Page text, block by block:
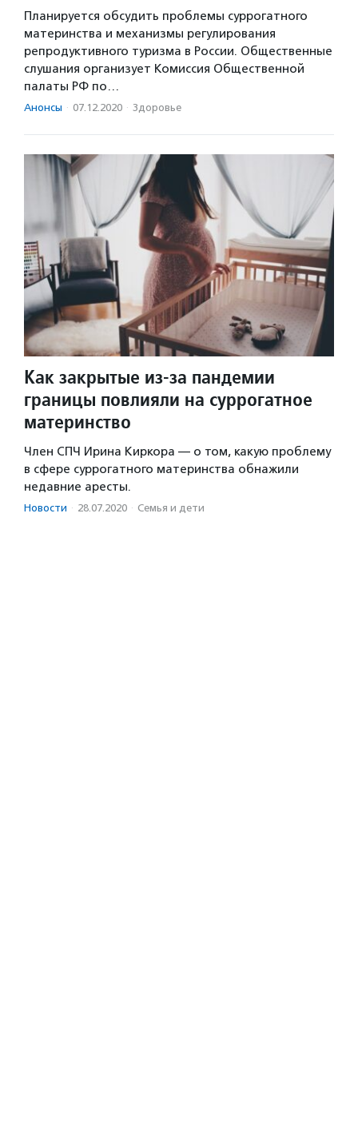
Планируется обсудить проблемы суррогатного
материнства и механизмы регулирования
репродуктивного туризма в России. Общественные
слушания организует Комиссия Общественной
палаты РФ по…
Анонсы · 07.12.2020 · Здоровье
Как закрытые из-за пандемии
границы повлияли на суррогатное
материнство
Член СПЧ Ирина Киркора — о том, какую проблему
в сфере суррогатного материнства обнажили
недавние аресты.
Новости · 28.07.2020 · Семья и дети